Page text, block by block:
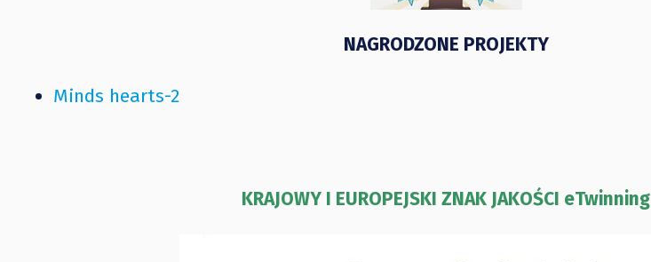
NAGRODZONE PROJEKTY
Minds hearts-2
KRAJOWY I EUROPEJSKI ZNAK JAKOŚCI eTwinning